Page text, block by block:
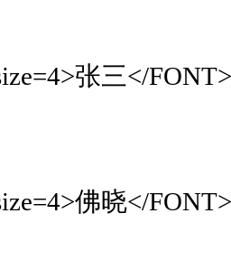
张三</FONT>
佛晓</FONT>